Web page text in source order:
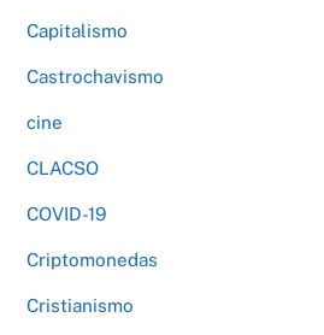
Capitalismo
Castrochavismo
cine
CLACSO
COVID-19
Criptomonedas
Cristianismo